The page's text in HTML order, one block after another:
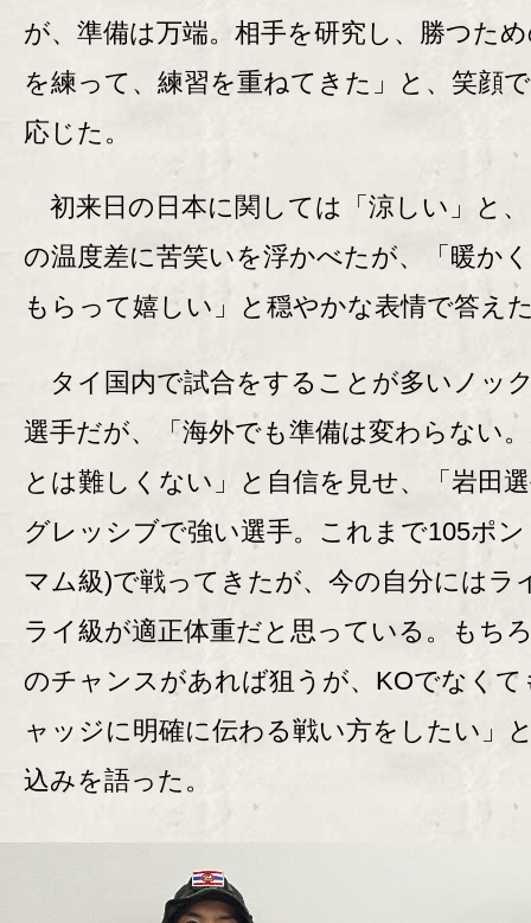
が、準備は万端。相手を研究し、勝つた
を練って、練習を重ねてきた」と、笑顔
応じた。
初来日の日本に関しては「涼しい」と
の温度差に苦笑いを浮かべたが、「暖か
もらって嬉しい」と穏やかな表情で答え
タイ国内で試合をすることが多いノッ
選手だが、「海外でも準備は変わらない
とは難しくない」と自信を見せ、「岩田
グレッシブで強い選手。これまで105ポ
マム級)で戦ってきたが、今の自分にはラ
ライ級が適正体重だと思っている。もち
のチャンスがあれば狙うが、KOでなくて
ャッジに明確に伝わる戦い方をしたい」
込みを語った。